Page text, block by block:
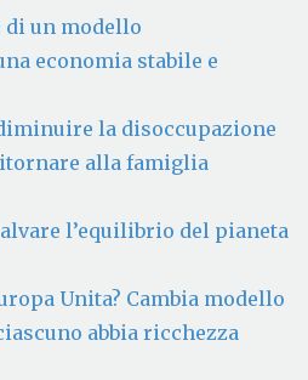
di un modello
economia stabile e
la disoccupazione
alla famiglia
l’equilibrio del pianeta
Unita? Cambia modello
abbia ricchezza